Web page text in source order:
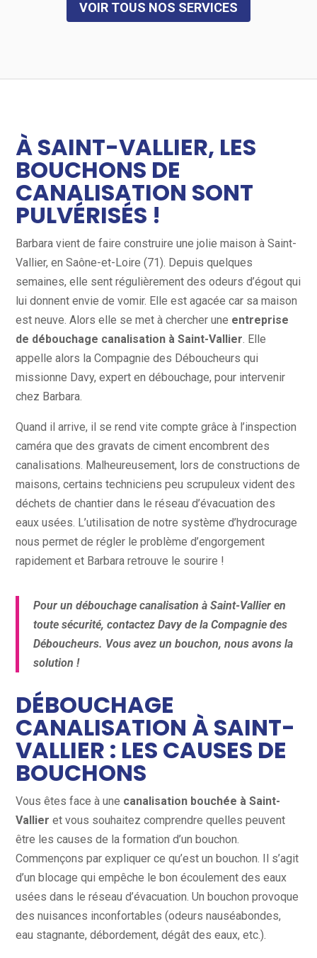
VOIR TOUS NOS SERVICES
À SAINT-VALLIER, LES
BOUCHONS DE
CANALISATION SONT
PULVÉRISÉS !
Barbara vient de faire construire une jolie maison à Saint-
Vallier, en Saône-et-Loire (71). Depuis quelques
semaines, elle sent régulièrement des odeurs d’égout qui
lui donnent envie de vomir. Elle est agacée car sa maison
est neuve. Alors elle se met à chercher une entreprise
de débouchage canalisation à Saint-Vallier. Elle
appelle alors la Compagnie des Déboucheurs qui
missionne Davy, expert en débouchage, pour intervenir
chez Barbara.
Quand il arrive, il se rend vite compte grâce à l’inspection
caméra que des gravats de ciment encombrent des
canalisations. Malheureusement, lors de constructions de
maisons, certains techniciens peu scrupuleux vident des
déchets de chantier dans le réseau d’évacuation des
eaux usées. L’utilisation de notre système d’hydrocurage
nous permet de régler le problème d’engorgement
rapidement et Barbara retrouve le sourire !
Pour un débouchage canalisation à Saint-Vallier en
toute sécurité, contactez Davy de la Compagnie des
Déboucheurs. Vous avez un bouchon, nous avons la
solution !
DÉBOUCHAGE
CANALISATION À SAINT-
VALLIER : LES CAUSES DE
BOUCHONS
Vous êtes face à une canalisation bouchée à Saint-
Vallier et vous souhaitez comprendre quelles peuvent
être les causes de la formation d’un bouchon.
Commençons par expliquer ce qu’est un bouchon. Il s’agit
d’un blocage qui empêche le bon écoulement des eaux
usées dans le réseau d’évacuation. Un bouchon provoque
des nuisances inconfortables (odeurs nauséabondes,
eau stagnante, débordement, dégât des eaux, etc.).